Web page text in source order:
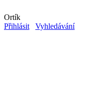
Ortík
Přihlásit
Vyhledávání